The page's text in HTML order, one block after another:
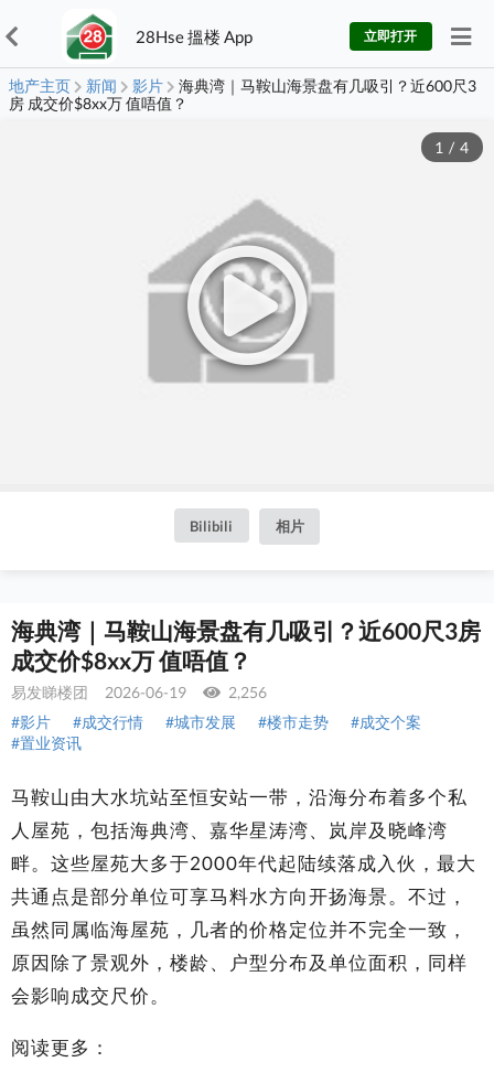
28Hse 搵楼 App 立即打开
地产主页 新闻 影片
海典湾｜马鞍山海景盘有几吸引？近600尺3
房 成交价$8xx万 值唔值？
1 / 4
Bilibili 相片
海典湾｜马鞍山海景盘有几吸引？近600尺3房
成交价$8xx万 值唔值？
易发睇楼团 2026-06-19
2,256
#影片
#成交行情 #城市发展 #楼市走势
#成交个案
#置业资讯
马鞍山由大水坑站至恒安站一带，沿海分布着多个私
人屋苑，包括海典湾、嘉华星涛湾、岚岸及晓峰湾
畔。这些屋苑大多于2000年代起陆续落成入伙，最大
共通点是部分单位可享马料水方向开扬海景。不过，
虽然同属临海屋苑，几者的价格定位并不完全一致，
原因除了景观外，楼龄、户型分布及单位面积，同样
会影响成交尺价。
阅读更多：